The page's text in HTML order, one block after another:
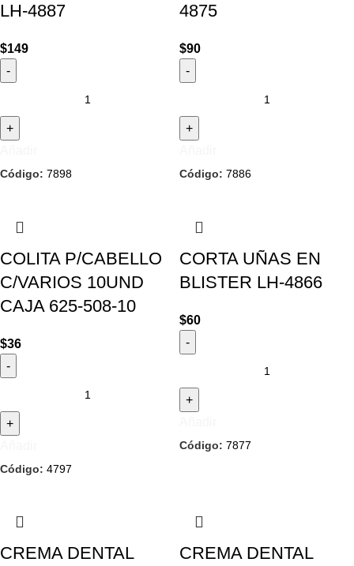
LH-4887
$149
Código: 7898
4875
$90
Código: 7886
COLITA P/CABELLO
C/VARIOS 10UND
CAJA 625-508-10
$36
Código: 4797
CORTA UÑAS EN
BLISTER LH-4866
$60
Código: 7877
CREMA DENTAL
CREMA DENTAL